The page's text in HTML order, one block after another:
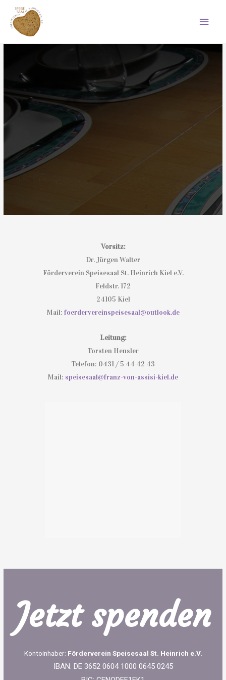
Vorsitz:
Dr. Jürgen Walter
Förderverein Speisesaal St. Heinrich Kiel e.V.
Feldstr. 172
24105 Kiel
Mail: foerdervereinspeisesaal@outlook.de
Leitung:
Torsten Hensler
Telefon: 0431 / 5 44 42 43
Mail: speisesaal@franz-von-assisi-kiel.de
Jetzt spenden
Kontoinhaber: Förderverein Speisesaal St. Heinrich e.V.
IBAN: DE 3652 0604 1000 0645 0245